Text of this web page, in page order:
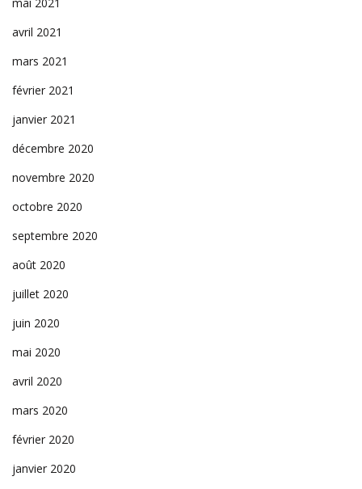
avril 2021
mars 2021
février 2021
janvier 2021
décembre 2020
novembre 2020
octobre 2020
septembre 2020
août 2020
juillet 2020
juin 2020
mai 2020
avril 2020
mars 2020
février 2020
janvier 2020